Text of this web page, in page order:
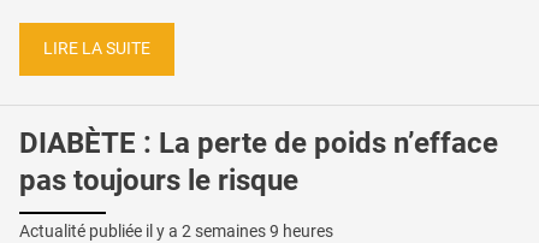
LIRE LA SUITE
DIABÈTE : La perte de poids n’efface
pas toujours le risque
Actualité publiée il y a 2 semaines 9 heures